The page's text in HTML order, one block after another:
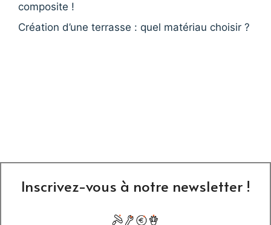
composite !
Création d’une terrasse : quel matériau choisir ?
Inscrivez-vous à notre newsletter !